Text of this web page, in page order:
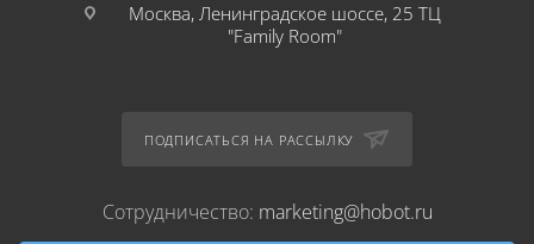
Москва, Ленинградское шоссе, 25 ТЦ
"Family Room"
ПОДПИСАТЬСЯ НА РАССЫЛКУ
Сотрудничество: marketing@hobot.ru